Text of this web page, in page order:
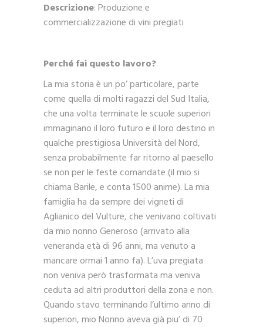
Descrizione: Produzione e
commercializzazione di vini pregiati
Perché fai questo lavoro?
La mia storia è un po’ particolare, parte
come quella di molti ragazzi del Sud Italia,
che una volta terminate le scuole superiori
immaginano il loro futuro e il loro destino in
qualche prestigiosa Università del Nord,
senza probabilmente far ritorno al paesello
se non per le feste comandate (il mio si
chiama Barile, e conta 1500 anime). La mia
famiglia ha da sempre dei vigneti di
Aglianico del Vulture, che venivano coltivati
da mio nonno Generoso (arrivato alla
veneranda età di 96 anni, ma venuto a
mancare ormai 1 anno fa). L’uva pregiata
non veniva però trasformata ma veniva
ceduta ad altri produttori della zona e non.
Quando stavo terminando l’ultimo anno di
superiori, mio Nonno aveva già piu’ di 70